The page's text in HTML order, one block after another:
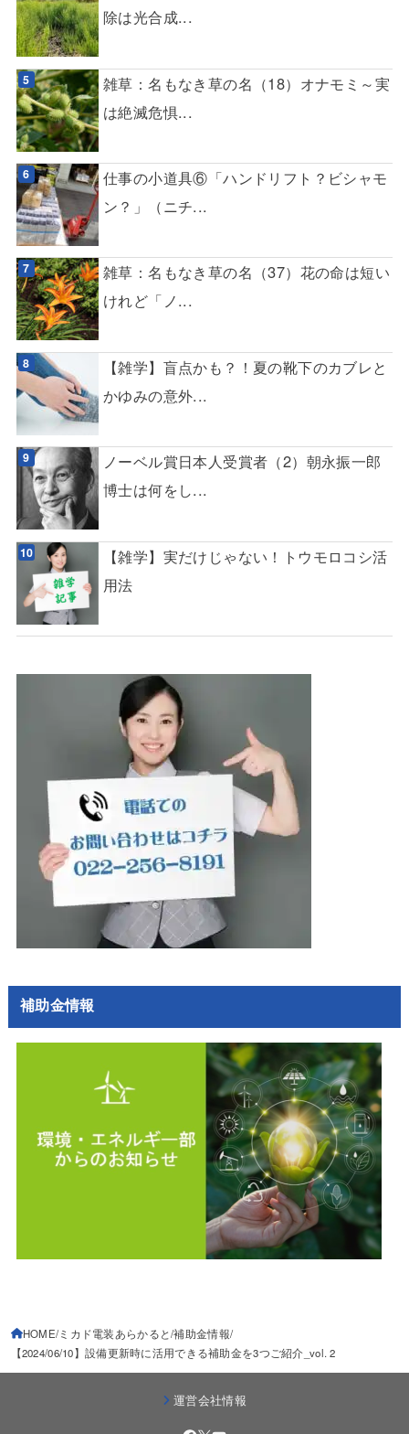
除は光合成...
雑草：名もなき草の名（18）オナモミ～実
は絶滅危惧...
仕事の小道具⑥「ハンドリフト？ビシャモ
ン？」（ニチ...
雑草：名もなき草の名（37）花の命は短い
けれど「ノ...
【雑学】盲点かも？！夏の靴下のカブレと
かゆみの意外...
ノーベル賞日本人受賞者（2）朝永振一郎
博士は何をし...
【雑学】実だけじゃない！トウモロコシ活
用法
補助金情報
HOME ミカド電装あらかると 補助金情報
【2024/06/10】設備更新時に活用できる補助金を3つご紹介_vol. 2
運営会社情報